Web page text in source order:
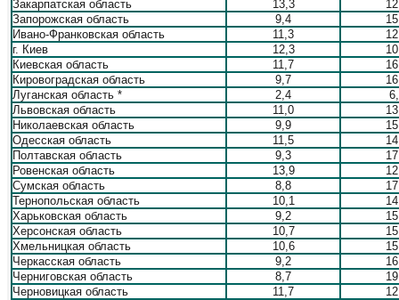
Закарпатская область
13,3
Запорожская область
9,4
Ивано-Франковская область
11,3
г. Киев
12,3
Киевская область
11,7
Кировоградская область
9,7
Луганская область *
2,4
Львовская область
11,0
Николаевская область
9,9
Одесская область
11,5
Полтавская область
9,3
Ровенская область
13,9
Сумская область
8,8
Тернопольская область
10,1
Харьковская область
9,2
Херсонская область
10,7
Хмельницкая область
10,6
Черкасская область
9,2
Черниговская область
8,7
Черновицкая область
11,7